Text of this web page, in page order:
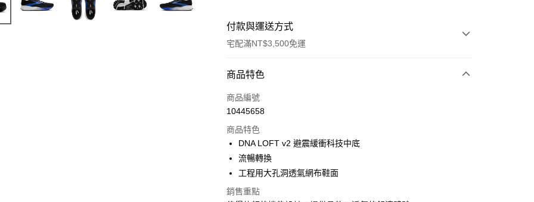
付款與運送方式
宅配滿NT$3,500免運
付款方式
信用卡一次付款
運送方式
宅配
每筆NT$100，滿NT$3,500(含以上)免運費
商品特色
商品編號
10445658
商品特色
DNA LOFT v2 避震緩衝科技中底
流暢轉換
工程用大孔洞透氣網布鞋面
銷售重點